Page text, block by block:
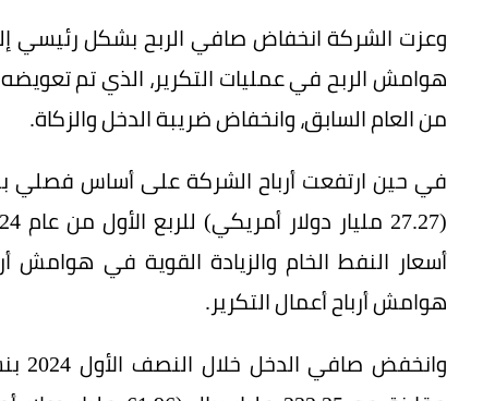
وعزت الشركة انخفاض صافي الربح بشكل رئيسي
هوامش الربح في عمليات التكرير، الذي تم تعويضه
من العام السابق، وانخفاض ضريبة الدخل والزكاة.
أسعار النفط الخام والزيادة القوية في هوامش
هوامش أرباح أعمال التكرير.